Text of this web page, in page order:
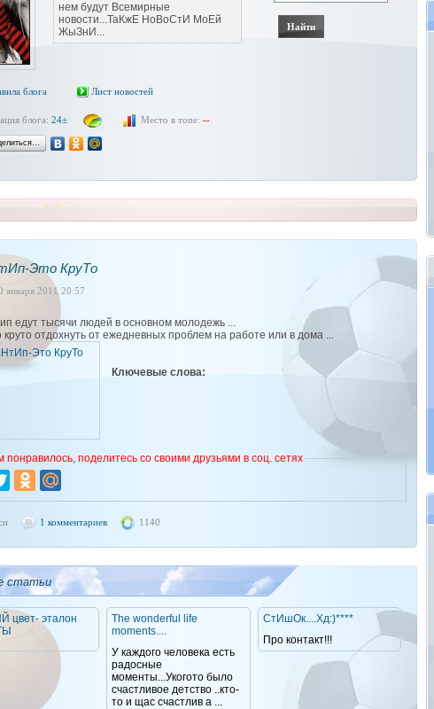
нем будут Всемирные
новости...ТаКжЕ НоВоСтИ МоЕй
ЖыЗнИ...
блога Лист новостей
блога: 24± Место в топе: --
Это КруТо
января 2011 20:57
едут тысячи людей в основном молодежь ...
отдохнуть от ежедневных проблем на работе или в дома ...
Ключевые слова:
понравилось, поделитесь со своими друзьями в соц. сетях
1 комментариев 1140
статьи
цвет- эталон
The wonderful life
moments....
У каждого человека есть
радосные
моменты...Укогото было
счастливое детство ..кто-
то и щас счастлив а ...
СтИшОк....Хд:)****
Про контакт!!!